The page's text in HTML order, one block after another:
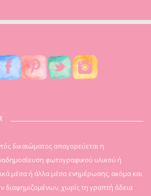
δικαιώματος απαγορεύεται η
φωτογραφικού υλικού ή
μέσα ή άλλα μέσα ενημέρωσης, ακόμα και
διαφημιζομένων, χωρίς τη γραπτή άδεια